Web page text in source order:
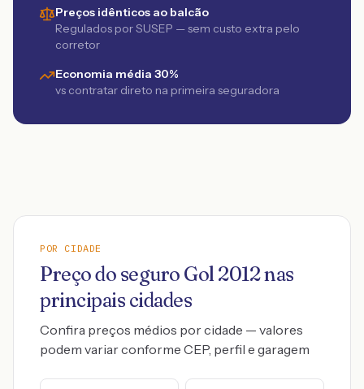
Preços idênticos ao balcão
Regulados por SUSEP — sem custo extra pelo
corretor
Economia média 30%
vs contratar direto na primeira seguradora
POR CIDADE
Preço do seguro Gol2012nas
principais cidades
Confira preços médios por cidade — valores
podem variar conforme CEP, perfil e garagem